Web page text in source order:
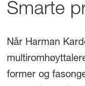
Smarte
Når Harman
former og